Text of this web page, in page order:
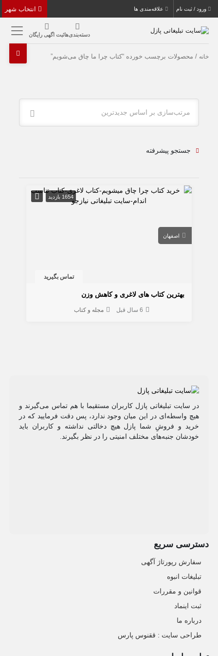
ورود / ثبت نام علاقه‌مندی ها
دسته‌بندی‌هاثبت اگهی رایگان
خانه / محصولات برچسب خورده “کتاب چرا ما چاق می‌شویم”
مرتب‌سازی بر اساس جدیدترین
جستجو پیشرفته
1654 بازدید
اصفهان
تماس بگیرید
بهترین کتاب های لاغری و کاهش وزن
6 سال قبل مجله و کتاب
در سایت تبلیغاتی پازل کاربران مستقیما با هم تماس می‌گیرند و
هیچ واسطه‌ای در این میان وجود ندارد، پس دقت فرمایید که در
خرید و فروشِ شما پازل هیچ دخالتی نداشته و کاربران باید
خودشان جنبه‌های مختلف امنیتی را در نظر بگیرند.
دسترسی سریع
سفارش رپورتاژ آگهی
تبلیغات انبوه
قوانین و مقررات
ثبت اینماد
درباره ما
طراحی سایت : ققنوس پارس